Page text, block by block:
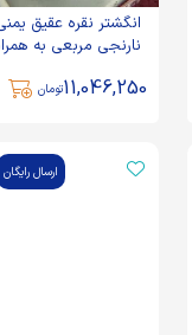
انگشتر نقره عقیق
نارنجی مربعی به
ساز - کد 64979
11,046,250تومان
ارسال رایگان